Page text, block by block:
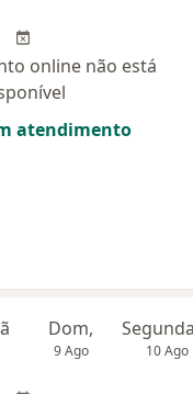
online não está
atendimento
Dom,
9 Ago 10 Ago